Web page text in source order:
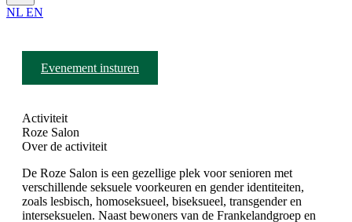
NL EN
Evenement insturen
Activiteit
Roze Salon
Over de activiteit
De Roze Salon is een gezellige plek voor senioren met
verschillende seksuele voorkeuren en gender identiteiten,
zoals lesbisch, homoseksueel, biseksueel, transgender en
interseksuelen. Naast bewoners van de Frankelandgroep en